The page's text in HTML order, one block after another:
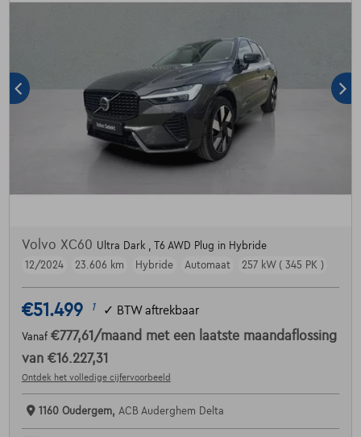
Volvo XC60 Ultra Dark , T6 AWD Plug in Hybride
12/2024
23.606 km Hybride Automaat 257 kW ( 345 PK )
€51.499 1 ✓ BTW aftrekbaar
Vanaf €777,61 /maand met een laatste maandaflossing
van €16.227,31
Ontdek het volledige cijfervoorbeeld
1160 Oudergem, ACB Auderghem Delta